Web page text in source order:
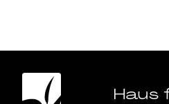
Haus